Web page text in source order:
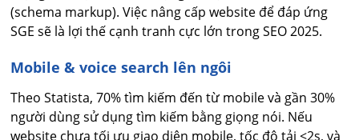
(schema markup). Việc nâng cấp website để đáp ứng
SGE sẽ là lợi thế cạnh tranh cực lớn trong SEO 2025.
Mobile & voice search lên ngôi
Theo Statista, 70% tìm kiếm đến từ mobile và gần 30%
người dùng sử dụng tìm kiếm bằng giọng nói. Nếu
website chưa tối ưu giao diện mobile, tốc độ tải <2s, và